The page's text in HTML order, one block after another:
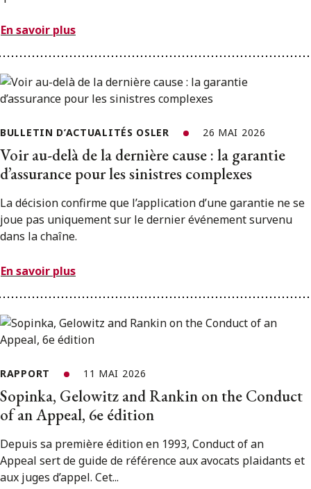
En savoir plus
BULLETIN D’ACTUALITÉS OSLER 26 MAI 2026
Voir au-delà de la dernière cause : la garantie
d’assurance pour les sinistres complexes
La décision confirme que l’application d’une garantie ne se
joue pas uniquement sur le dernier événement survenu
dans la chaîne.
En savoir plus
RAPPORT 11 MAI 2026
Sopinka, Gelowitz and Rankin on the Conduct
of an Appeal, 6e édition
Depuis sa première édition en 1993, Conduct of an
Appeal sert de guide de référence aux avocats plaidants et
aux juges d’appel. Cet...